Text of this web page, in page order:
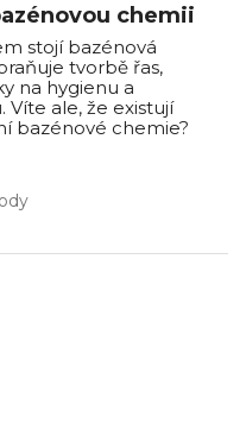
chemii
stojí bazénová
tvorbě řas,
na hygienu a
Víte ale, že existují
bazénové chemie?